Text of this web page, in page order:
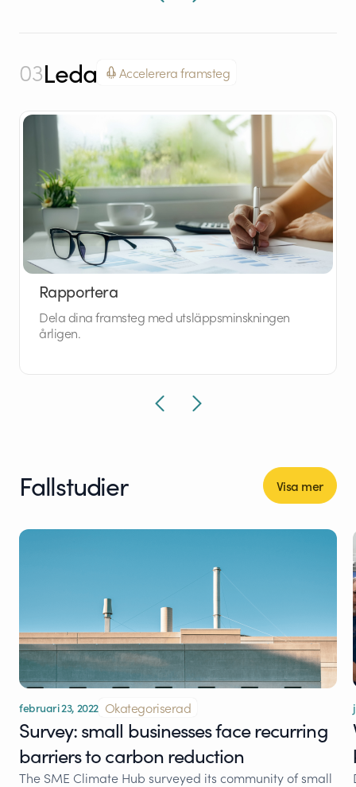
03Leda Accelerera framsteg
Rapportera
Dela dina framsteg med utsläppsminskningen
årligen.
Fallstudier Visa mer
februari 23, 2022 Okategoriserad
Survey: small businesses face recurring
barriers to carbon reduction
The SME Climate Hub surveyed its community of small